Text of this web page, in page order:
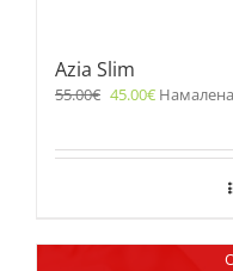
Azia Slim
55.00€ 45.00€